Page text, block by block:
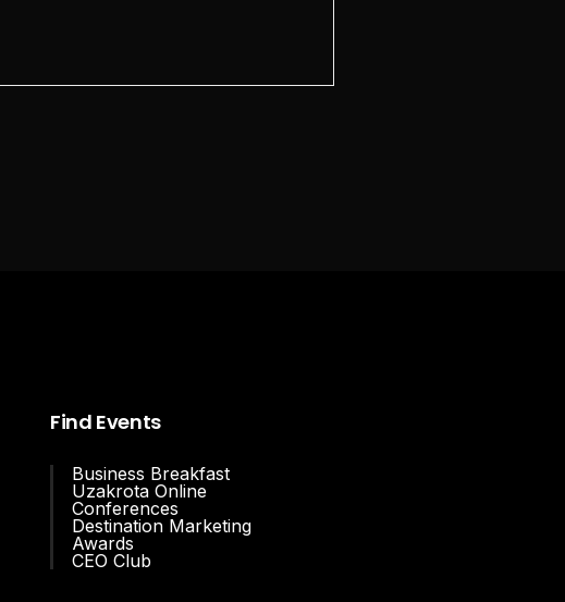
Find Events
Business Breakfast
Uzakrota Online
Conferences
Destination Marketing
Awards
CEO Club